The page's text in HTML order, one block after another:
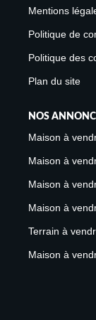
Mentions
Politique de
Politique des
Plan du site
NOS
Maison à
Maison à
Maison à
Maison à
Terrain à
Maison à